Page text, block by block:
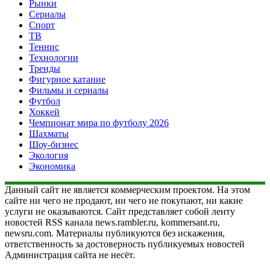
Рынки
Сериалы
Спорт
ТВ
Теннис
Технологии
Тренды
Фигурное катание
Фильмы и сериалы
Футбол
Хоккей
Чемпионат мира по футболу 2026
Шахматы
Шоу-бизнес
Экология
Экономика
Данный сайт не является коммерческим проектом. На этом
сайте ни чего не продают, ни чего не покупают, ни какие
услуги не оказываются. Сайт представляет собой ленту
новостей RSS канала news.rambler.ru, kommersant.ru,
newsru.com. Материалы публикуются без искажения,
ответственность за достоверность публикуемых новостей
Администрация сайта не несёт.